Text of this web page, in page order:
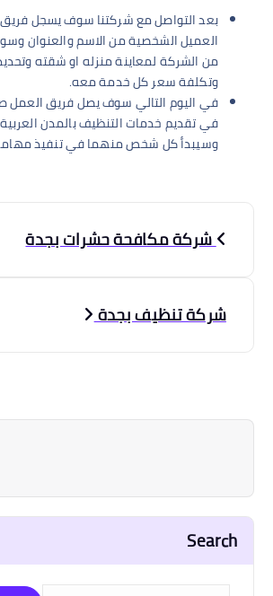
بعد التواصل مع شركتنا سوف يسجل فريق
العميل الشخصية من الاسم والعنوان
من الشركة لمعاينة منزله او شقته
وتكلفة سعر كل خدمة معه.
في اليوم التالي سوف يصل فريق العمل
في تقديم خدمات التنظيف بالمدن العربية
وسيبدأ كل شخص منهما في تنفيذ
ل
م
ق
ا
شركة مكافحة حشرات بجدة
شركة تنظيف بجدة
Search